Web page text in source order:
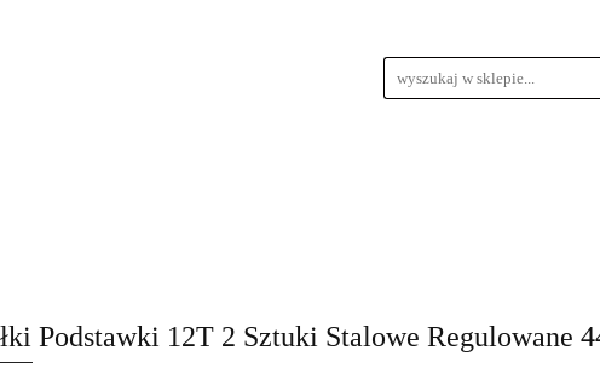
Podstawki 12T 2 Sztuki Stalowe Regulowane